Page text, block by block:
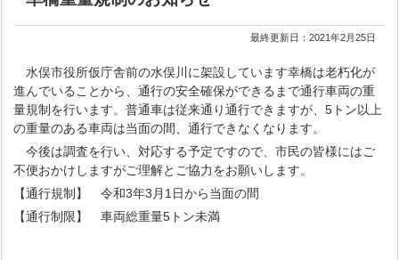
最終更新日：2021年2月25日
水俣市役所仮庁舎前の水俣川に架設しています幸橋は老朽化が
進んでいることから、通行の安全確保ができるまで通行車両の重
量規制を行います。普通車は従来通り通行できますが、5トン以上
の重量のある車両は当面の間、通行できなくなります。
今後は調査を行い、対応する予定ですので、市民の皆様にはご
不便おかけしますがご理解とご協力をお願いします。
【通行規制】 令和3年3月1日から当面の間
【通行制限】 車両総重量5トン未満